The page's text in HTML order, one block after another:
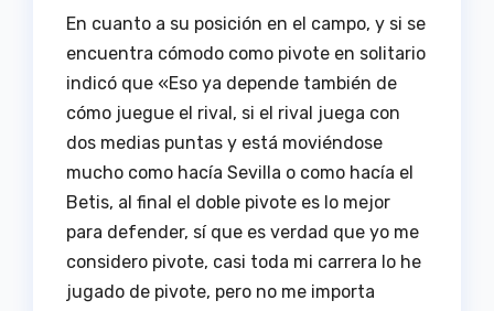
En cuanto a su posición en el campo, y si se
encuentra cómodo como pivote en solitario
indicó que «Eso ya depende también de
cómo juegue el rival, si el rival juega con
dos medias puntas y está moviéndose
mucho como hacía Sevilla o como hacía el
Betis, al final el doble pivote es lo mejor
para defender, sí que es verdad que yo me
considero pivote, casi toda mi carrera lo he
jugado de pivote, pero no me importa